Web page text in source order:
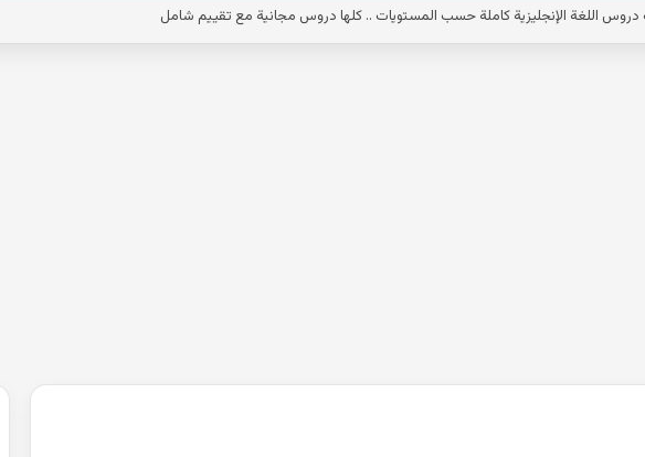
اللغة الإنجليزية كاملة حسب المستويات .. كلها دروس مجانية مع تقييم شامل